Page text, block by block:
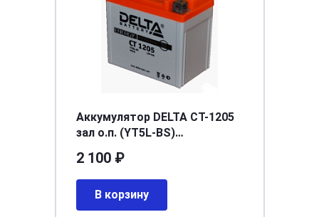
Аккумулятор DELTA СТ-1205
зал о.п. (YT5L-BS)
2 100 ₽
В корзину